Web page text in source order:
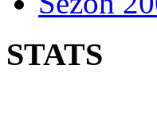
STATS